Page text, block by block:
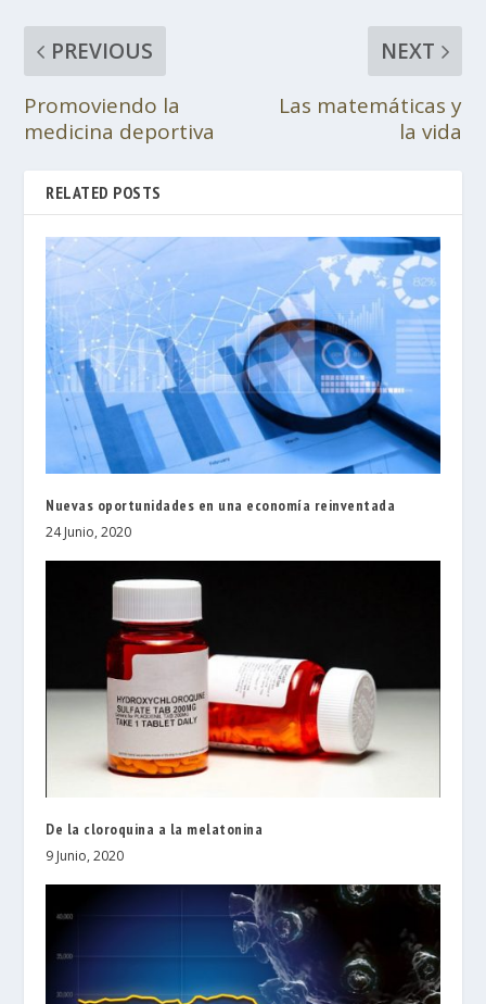
PREVIOUS
Promoviendo la
medicina deportiva
NEXT
Las matemáticas y
la vida
RELATED POSTS
Nuevas oportunidades en una economía reinventada
24 Junio, 2020
De la cloroquina a la melatonina
9 Junio, 2020